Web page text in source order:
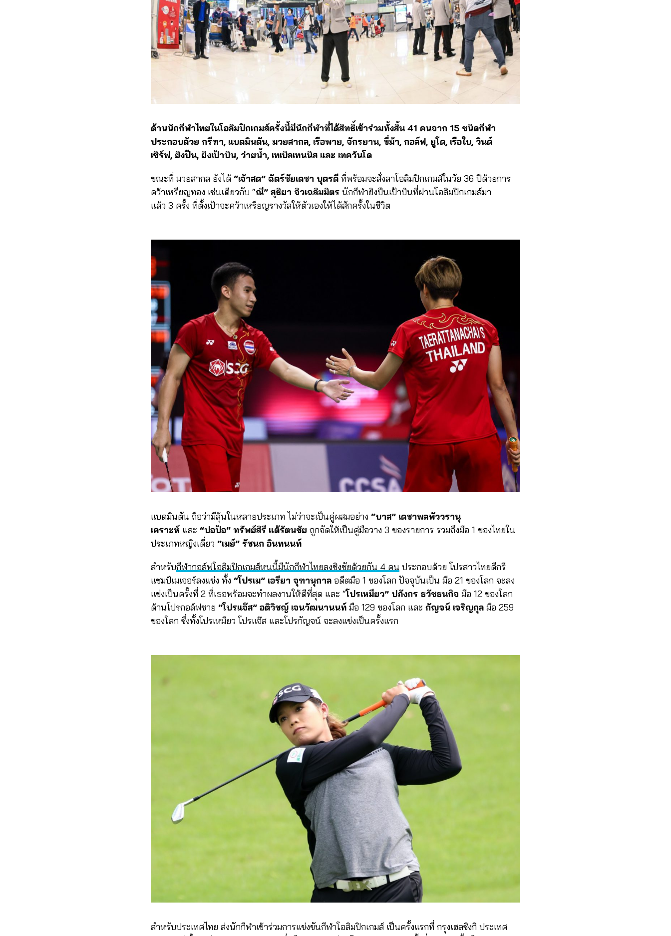
ด้านนักกีฬาไทยในโอลิมปิกเกมส์ครั้งนี้มีนักกีฬาที่ได้สิทธิ์เข้าร่วมทั้งสิ้น 41 คนจาก 15 ชนิดกีฬา
ประกอบด้วย กรีฑา, แบดมินตัน, มวยสากล, เรือพาย, จักรยาน, ขี่ม้า, กอล์ฟ, ยูโด, เรือใบ, วินด์
เซิร์ฟ, ยิงปืน, ยิงเป้าบิน, ว่ายน้ำ, เทเบิลเทนนิส และ เทควันโด
ขณะที่ มวยสากล ยังได้ “เจ้าสด” ฉัตร์ชัยเดชา บุตรดี ที่พร้อมจะสั่งลาโอลิมปิกเกมส์ในวัย 36 ปีด้วยการ
คว้าเหรียญทอง เช่นเดียวกับ “ณี” สุธิยา จิวเฉลิมมิตร นักกีฬายิงปืนเป้าบินที่ผ่านโอลิมปิกเกมส์มา
แล้ว 3 ครั้ง ที่ตั้งเป้าจะคว้าเหรียญรางวัลให้ตัวเองให้ได้สักครั้งในชีวิต
แบดมินตัน ถือว่ามีลุ้นในหลายประเภท ไม่ว่าจะเป็นคู่ผสมอย่าง “บาส” เดชาพลพัววรานุ
เคราะห์ และ “ปอป้อ” ทรัพย์สิรี แต้รัตนชัย ถูกจัดให้เป็นคู่มือวาง 3 ของรายการ รวมถึงมือ 1 ของไทยใน
ประเภทหญิงเดี่ยว “เมย์” รัชนก อินทนนท์
สำหรับกีฬากอล์ฟโอลิมปิกเกมส์หนนี้มีนักกีฬาไทยลงชิงชัยด้วยกัน 4 คน ประกอบด้วย โปรสาวไทยดีกรี
แชมป์เมเจอร์ลงแข่ง ทั้ง “โปรเม” เอรียา จุฑานุกาล อดีตมือ 1 ของโลก ปัจจุบันเป็น มือ 21 ของโลก จะลง
แข่งเป็นครั้งที่ 2 ที่เธอพร้อมจะทำผลงานให้ดีที่สุด และ “โปรเหมียว” ปภังกร ธวัชธนกิจ มือ 12 ของโลก
ด้านโปรกอล์ฟชาย “โปรแจ๊ส” อติวิชญ์ เจนวัฒนานนท์ มือ 129 ของโลก และ กัญจน์ เจริญกุล มือ 259
ของโลก ซึ่งทั้งโปรเหมียว โปรแจ๊ส และโปรกัญจน์ จะลงแข่งเป็นครั้งแรก
สำหรับประเทศไทย ส่งนักกีฬาเข้าร่วมการแข่งขันกีฬาโอลิมปิกเกมส์ เป็นครั้งแรกที่ กรุงเฮลซิงกิ ประเทศ